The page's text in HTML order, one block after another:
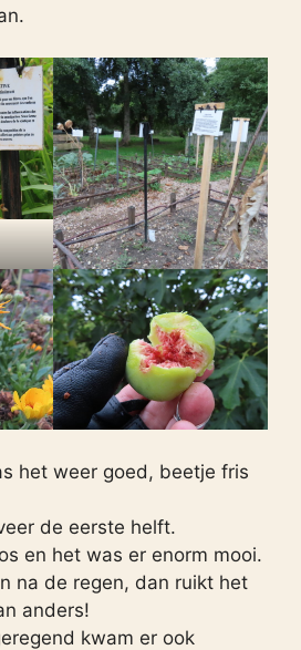
het weer goed, beetje fris
de eerste helft.
en het was er enorm mooi.
na de regen, dan ruikt het
anders!
kwam er ook